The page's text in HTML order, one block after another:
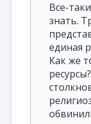
Все-
знать.
единая
Как же